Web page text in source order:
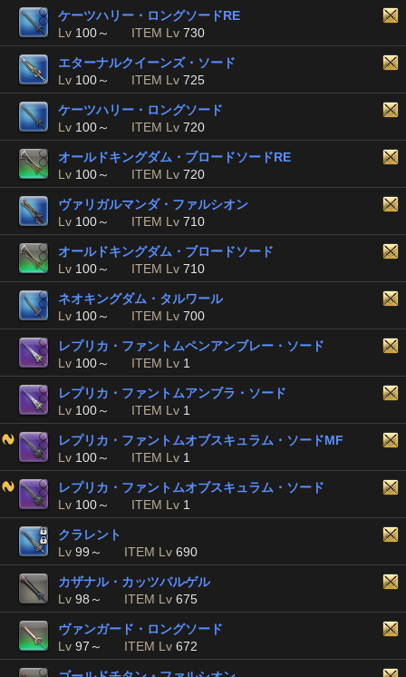
ケーツハリー・ロングソードRE
Lv 100～ ITEM Lv 730
エターナルクイーンズ・ソード
Lv 100～ ITEM Lv 725
ケーツハリー・ロングソード
Lv 100～ ITEM Lv 720
オールドキングダム・ブロードソードRE
Lv 100～ ITEM Lv 720
ヴァリガルマンダ・ファルシオン
Lv 100～ ITEM Lv 710
オールドキングダム・ブロードソード
Lv 100～ ITEM Lv 710
ネオキングダム・タルワール
Lv 100～ ITEM Lv 700
レプリカ・ファントムペンアンブレー・ソード
Lv 100～ ITEM Lv 1
レプリカ・ファントムアンブラ・ソード
Lv 100～ ITEM Lv 1
レプリカ・ファントムオブスキュラム・ソードMF
Lv 100～ ITEM Lv 1
レプリカ・ファントムオブスキュラム・ソード
Lv 100～ ITEM Lv 1
クラレント
Lv 99～ ITEM Lv 690
カザナル・カッツバルゲル
Lv 98～ ITEM Lv 675
ヴァンガード・ロングソード
Lv 97～ ITEM Lv 672